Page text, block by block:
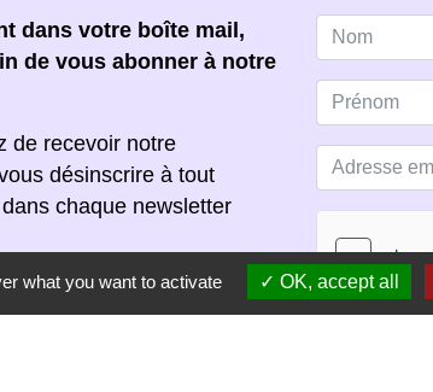
dans votre boîte mail,
de vous abonner à notre
de recevoir notre
désinscrire à tout
chaque newsletter
what you want to activate OK, accept all